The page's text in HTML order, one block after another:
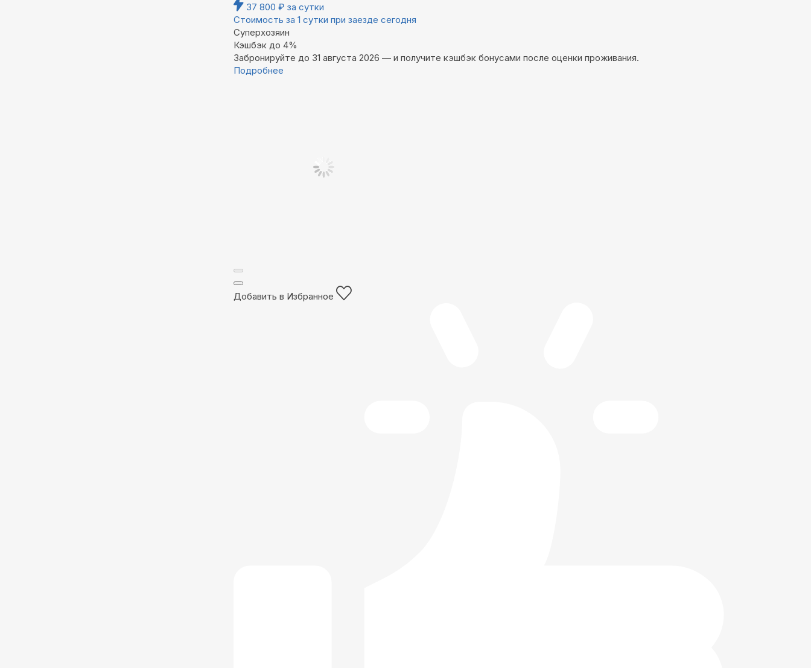
37 800 ₽ за сутки
Стоимость за 1 сутки при заезде сегодня
Суперхозяин
Кэшбэк до 4%
Забронируйте до 31 августа 2026 — и получите кэшбэк бонусами после оценки проживания.
Подробнее
Добавить в Избранное